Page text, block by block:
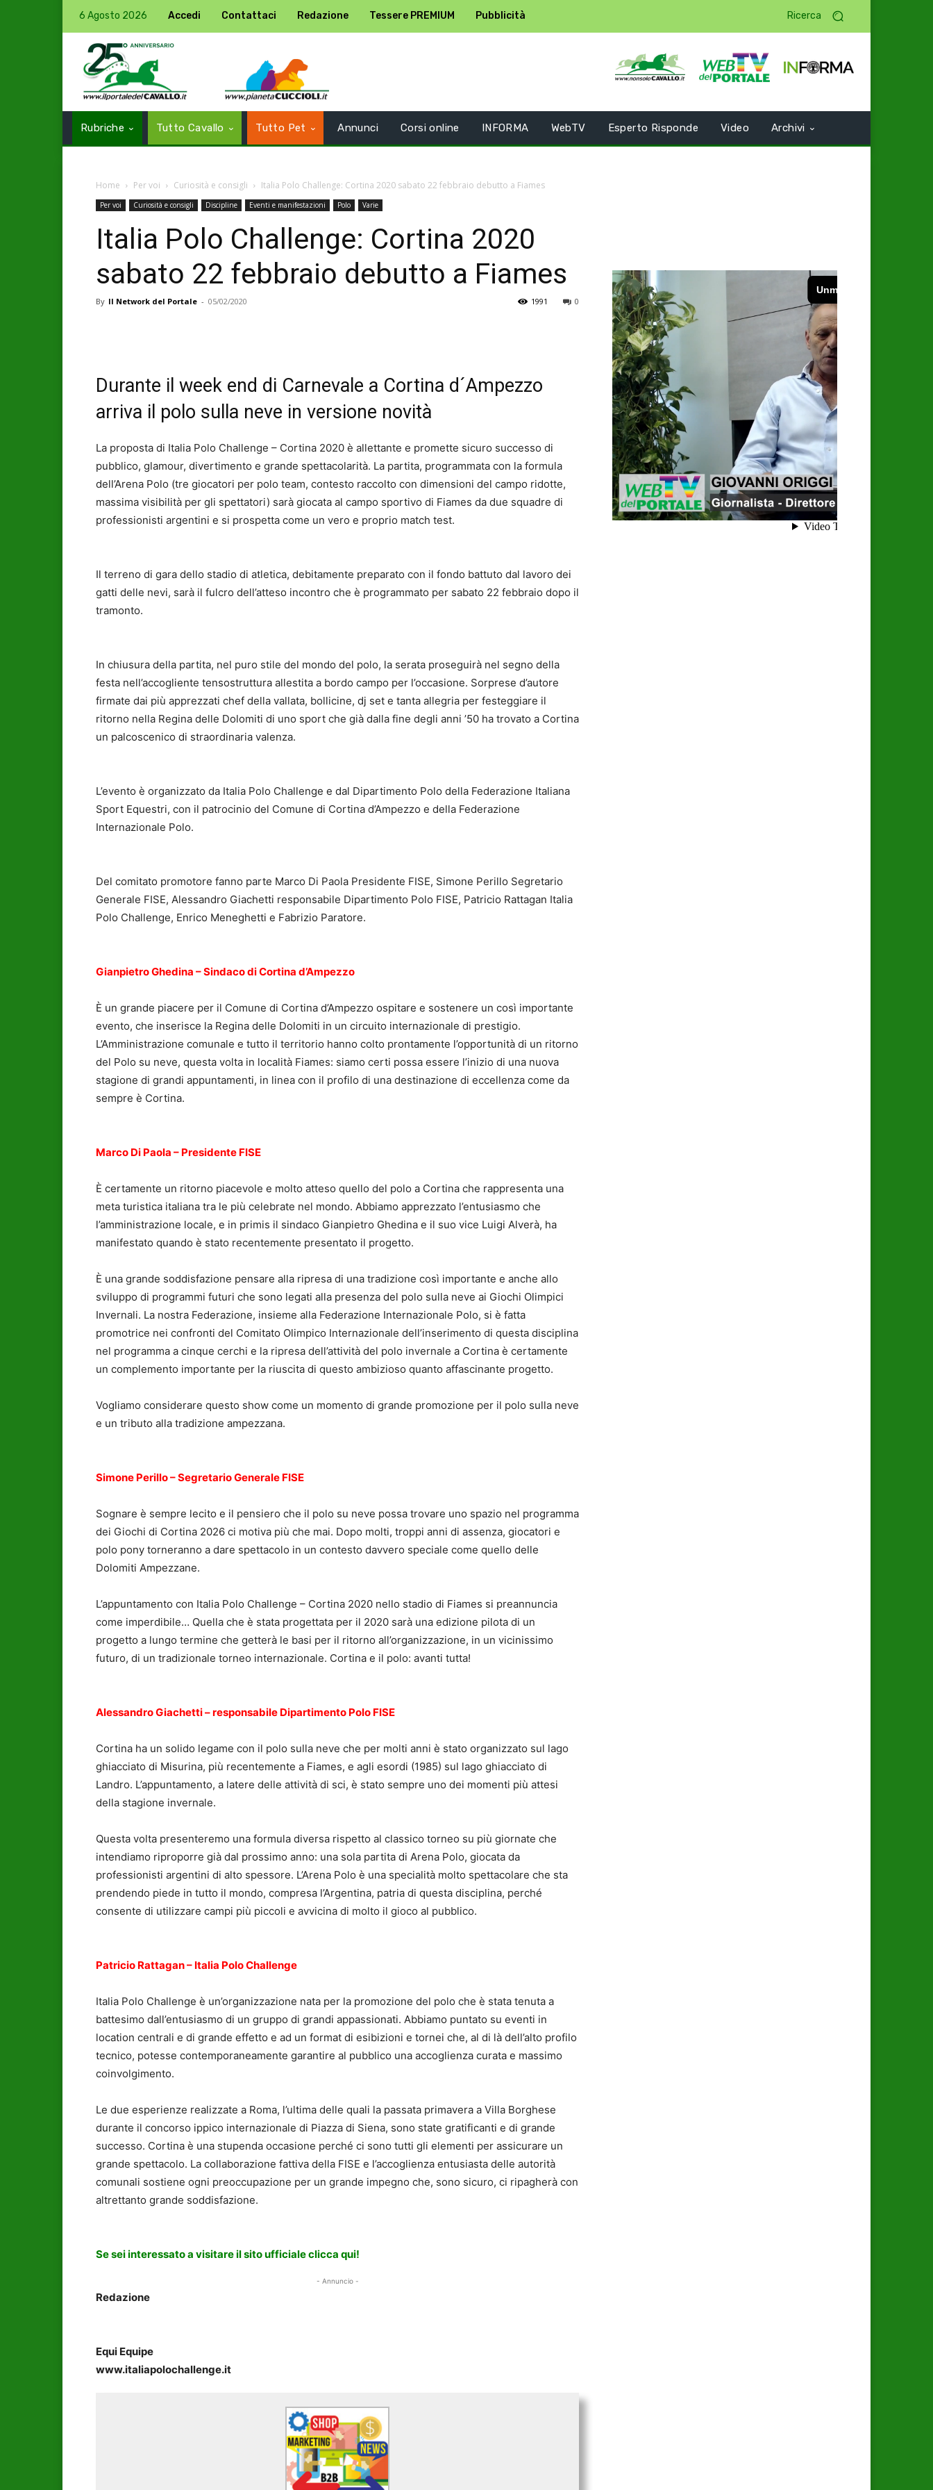
6 Agosto 2026 Accedi Contattaci Redazione Tessere PREMIUM Pubblicità Ricerca
Rubriche Tutto Cavallo Tutto Pet Annunci Corsi online INFORMA WebTV Esperto Risponde Video Archivi
Home Per voi Curiosità e consigli Italia Polo Challenge: Cortina 2020 sabato 22 febbraio debutto a Fiames
Per voi Curiosità e consigli Discipline Eventi e manifestazioni Polo Varie
Italia Polo Challenge: Cortina 2020
sabato 22 febbraio debutto a Fiames
By Il Network del Portale - 05/02/2020 0
1991
Durante il week end di Carnevale a Cortina d´Ampezzo
arriva il polo sulla neve in versione novità
La proposta di Italia Polo Challenge – Cortina 2020 è allettante e promette sicuro successo di
pubblico, glamour, divertimento e grande spettacolarità. La partita, programmata con la formula
dell’Arena Polo (tre giocatori per polo team, contesto raccolto con dimensioni del campo ridotte,
massima visibilità per gli spettatori) sarà giocata al campo sportivo di Fiames da due squadre di
professionisti argentini e si prospetta come un vero e proprio match test.
Il terreno di gara dello stadio di atletica, debitamente preparato con il fondo battuto dal lavoro dei
gatti delle nevi, sarà il fulcro dell’atteso incontro che è programmato per sabato 22 febbraio dopo il
tramonto.
In chiusura della partita, nel puro stile del mondo del polo, la serata proseguirà nel segno della
festa nell’accogliente tensostruttura allestita a bordo campo per l’occasione. Sorprese d’autore
firmate dai più apprezzati chef della vallata, bollicine, dj set e tanta allegria per festeggiare il
ritorno nella Regina delle Dolomiti di uno sport che già dalla fine degli anni ’50 ha trovato a Cortina
un palcoscenico di straordinaria valenza.
L’evento è organizzato da Italia Polo Challenge e dal Dipartimento Polo della Federazione Italiana
Sport Equestri, con il patrocinio del Comune di Cortina d’Ampezzo e della Federazione
Internazionale Polo.
Del comitato promotore fanno parte Marco Di Paola Presidente FISE, Simone Perillo Segretario
Generale FISE, Alessandro Giachetti responsabile Dipartimento Polo FISE, Patricio Rattagan Italia
Polo Challenge, Enrico Meneghetti e Fabrizio Paratore.
Gianpietro Ghedina – Sindaco di Cortina d’Ampezzo
È un grande piacere per il Comune di Cortina d’Ampezzo ospitare e sostenere un così importante
evento, che inserisce la Regina delle Dolomiti in un circuito internazionale di prestigio.
L’Amministrazione comunale e tutto il territorio hanno colto prontamente l’opportunità di un ritorno
del Polo su neve, questa volta in località Fiames: siamo certi possa essere l’inizio di una nuova
stagione di grandi appuntamenti, in linea con il profilo di una destinazione di eccellenza come da
sempre è Cortina.
Marco Di Paola – Presidente FISE
È certamente un ritorno piacevole e molto atteso quello del polo a Cortina che rappresenta una
meta turistica italiana tra le più celebrate nel mondo. Abbiamo apprezzato l’entusiasmo che
l’amministrazione locale, e in primis il sindaco Gianpietro Ghedina e il suo vice Luigi Alverà, ha
manifestato quando è stato recentemente presentato il progetto.
È una grande soddisfazione pensare alla ripresa di una tradizione così importante e anche allo
sviluppo di programmi futuri che sono legati alla presenza del polo sulla neve ai Giochi Olimpici
Invernali. La nostra Federazione, insieme alla Federazione Internazionale Polo, si è fatta
promotrice nei confronti del Comitato Olimpico Internazionale dell’inserimento di questa disciplina
nel programma a cinque cerchi e la ripresa dell’attività del polo invernale a Cortina è certamente
un complemento importante per la riuscita di questo ambizioso quanto affascinante progetto.
Vogliamo considerare questo show come un momento di grande promozione per il polo sulla neve
e un tributo alla tradizione ampezzana.
Simone Perillo – Segretario Generale FISE
Sognare è sempre lecito e il pensiero che il polo su neve possa trovare uno spazio nel programma
dei Giochi di Cortina 2026 ci motiva più che mai. Dopo molti, troppi anni di assenza, giocatori e
polo pony torneranno a dare spettacolo in un contesto davvero speciale come quello delle
Dolomiti Ampezzane.
L’appuntamento con Italia Polo Challenge – Cortina 2020 nello stadio di Fiames si preannuncia
come imperdibile… Quella che è stata progettata per il 2020 sarà una edizione pilota di un
progetto a lungo termine che getterà le basi per il ritorno all’organizzazione, in un vicinissimo
futuro, di un tradizionale torneo internazionale. Cortina e il polo: avanti tutta!
Alessandro Giachetti – responsabile Dipartimento Polo FISE
Cortina ha un solido legame con il polo sulla neve che per molti anni è stato organizzato sul lago
ghiacciato di Misurina, più recentemente a Fiames, e agli esordi (1985) sul lago ghiacciato di
Landro. L’appuntamento, a latere delle attività di sci, è stato sempre uno dei momenti più attesi
della stagione invernale.
Questa volta presenteremo una formula diversa rispetto al classico torneo su più giornate che
intendiamo riproporre già dal prossimo anno: una sola partita di Arena Polo, giocata da
professionisti argentini di alto spessore. L’Arena Polo è una specialità molto spettacolare che sta
prendendo piede in tutto il mondo, compresa l’Argentina, patria di questa disciplina, perché
consente di utilizzare campi più piccoli e avvicina di molto il gioco al pubblico.
Patricio Rattagan – Italia Polo Challenge
Italia Polo Challenge è un’organizzazione nata per la promozione del polo che è stata tenuta a
battesimo dall’entusiasmo di un gruppo di grandi appassionati. Abbiamo puntato su eventi in
location centrali e di grande effetto e ad un format di esibizioni e tornei che, al di là dell’alto profilo
tecnico, potesse contemporaneamente garantire al pubblico una accoglienza curata e massimo
coinvolgimento.
Le due esperienze realizzate a Roma, l’ultima delle quali la passata primavera a Villa Borghese
durante il concorso ippico internazionale di Piazza di Siena, sono state gratificanti e di grande
successo. Cortina è una stupenda occasione perché ci sono tutti gli elementi per assicurare un
grande spettacolo. La collaborazione fattiva della FISE e l’accoglienza entusiasta delle autorità
comunali sostiene ogni preoccupazione per un grande impegno che, sono sicuro, ci ripagherà con
altrettanto grande soddisfazione.
Se sei interessato a visitare il sito ufficiale clicca qui!
- Annuncio -
Redazione
Equi Equipe
www.italiapolochallenge.it